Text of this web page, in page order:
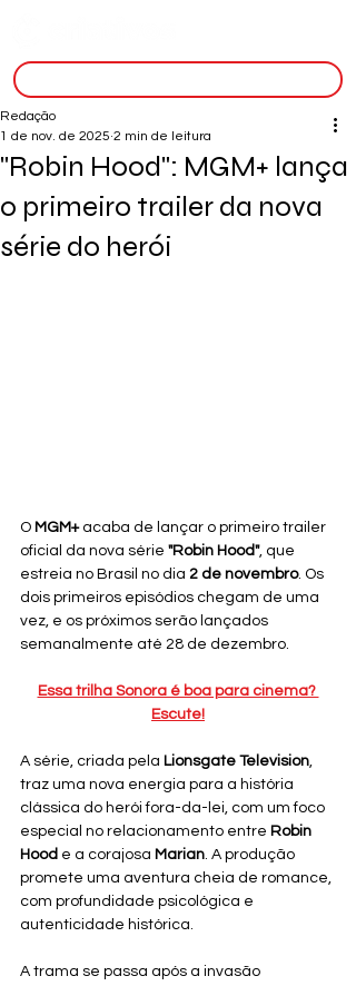
"Robin Hood": MGM+ lança
o primeiro trailer da nova
série do herói
Redação
1 de nov. de 2025 2 min de leitura
O MGM+ acaba de lançar o primeiro trailer
oficial da nova série "Robin Hood", que
estreia no Brasil no dia 2 de novembro. Os
dois primeiros episódios chegam de uma
vez, e os próximos serão lançados
semanalmente até 28 de dezembro.
Essa trilha Sonora é boa para cinema?
Escute!
A série, criada pela Lionsgate Television,
traz uma nova energia para a história
clássica do herói fora-da-lei, com um foco
especial no relacionamento entre Robin
Hood e a corajosa Marian. A produção
promete uma aventura cheia de romance,
com profundidade psicológica e
autenticidade histórica.
A trama se passa após a invasão